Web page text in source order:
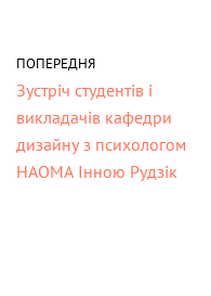
ПОПЕРЕДНЯ
Зустріч студентів і
викладачів кафедри
дизайну з психологом
НАОМА Інною Рудзік